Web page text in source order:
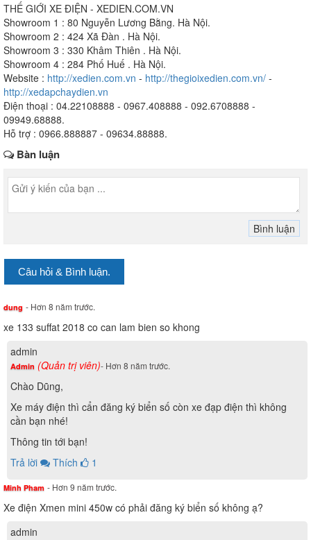
THẾ GIỚI XE ĐIỆN - XEDIEN.COM.VN
Showroom 1 : 80 Nguyễn Lương Bằng. Hà Nội.
Showroom 2 : 424 Xã Đàn . Hà Nội.
Showroom 3 : 330 Khâm Thiên . Hà Nội.
Showroom 4 : 284 Phố Huế . Hà Nội.
Website : http://xedien.com.vn - http://thegioixedien.com.vn/ -
http://xedapchaydien.vn
Điện thoại : 04.22108888 - 0967.408888 - 092.6708888 -
09949.68888.
Hỗ trợ : 0966.888887 - 09634.88888.
Bàn luận
Câu hỏi & Bình luận.
dung - Hơn 8 năm trước.
xe 133 suffat 2018 co can lam bien so khong
admin
Admin (Quản trị viên)- Hơn 8 năm trước.
Chào Dũng,
Xe máy điện thì cẩn đăng ký biển số còn xe đạp điện thì không
cần bạn nhé!
Thông tin tới bạn!
Trả lời
Thích 1
Minh Pham - Hơn 9 năm trước.
Xe điện Xmen mini 450w có phải đăng ký biển số không ạ?
admin